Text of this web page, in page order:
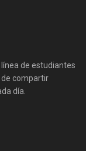
de estudiantes
de compartir
día.